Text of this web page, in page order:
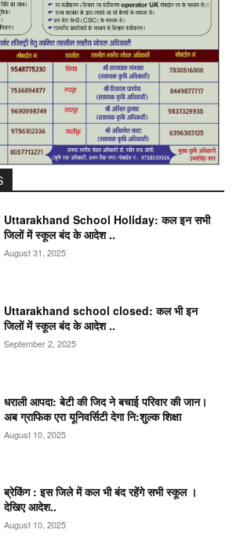
Uttarakhand School Holiday: कल इन सभी
जिलों में स्कूल बंद के आदेश ..
August 31, 2025
Uttarakhand school closed: कल भी इन
जिलों में स्कूल बंद के आदेश ..
September 2, 2025
धराली आपदा: बेटी की जिद ने बचाई परिवार की जान।
अब ग्राफिक एरा यूनिवर्सिटी देगा नि:शुल्क शिक्षा
August 10, 2025
ब्रेकिंग : इस जिले में कल भी बंद रहेंगे सभी स्कूल ।
देखिए आदेश..
August 10, 2025